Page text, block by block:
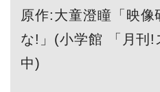
原作:大童澄瞳「映像
な!」(小学館 「月刊!
中)